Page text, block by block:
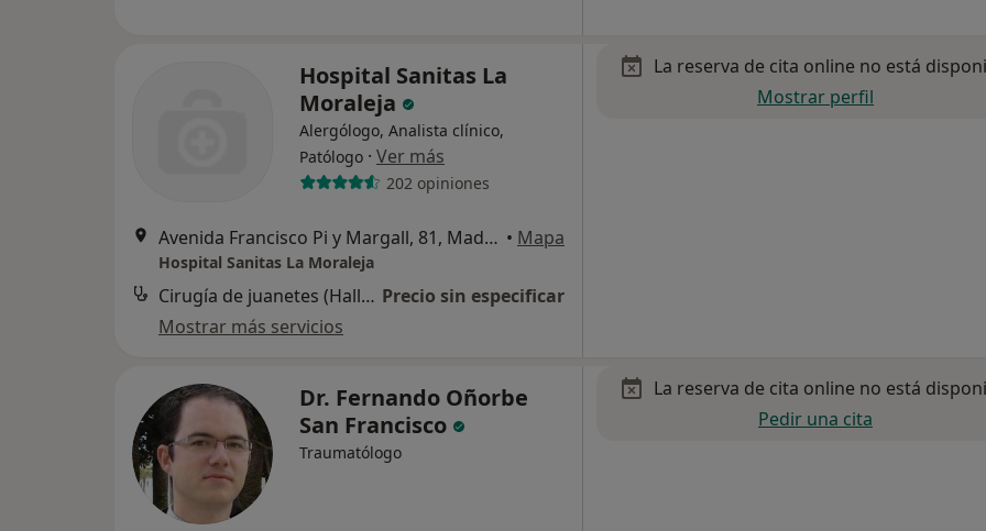
Hospital Sanitas La
Moraleja
Alergólogo, Analista clínico,
Patólogo · Ver más
202 opiniones
Avenida Francisco Pi y Margall, 81, Madrid • Mapa
Hospital Sanitas La Moraleja
Cirugía de juanetes (Hallux valgus) Precio sin especificar
Mostrar más servicios
La reserva de cita online no está
Mostrar perfil
Dr. Fernando Oñorbe
San Francisco
Traumatólogo
La reserva de cita online no está
Pedir una cita